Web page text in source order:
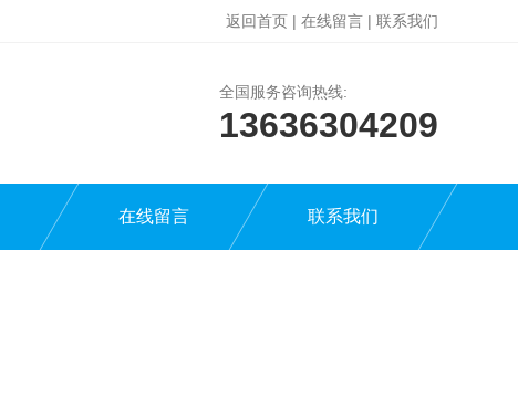
返回首页 | 在线留言 | 联系我们
全国服务咨询热线:
13636304209
在线留言 联系我们